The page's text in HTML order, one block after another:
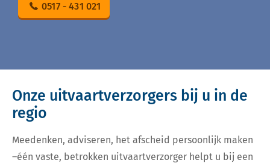
0517 - 431 021
Onze uitvaartverzorgers bij u in de
regio
Meedenken, adviseren, het afscheid persoonlijk maken
–één vaste, betrokken uitvaartverzorger helpt u bij een